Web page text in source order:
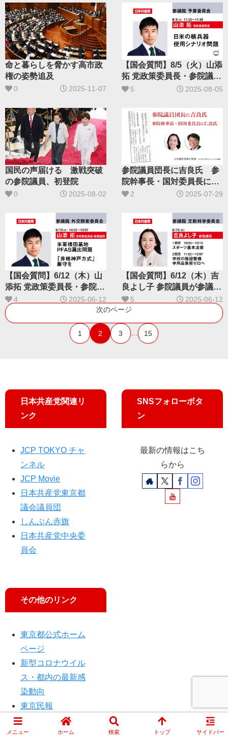
命と暮らしを脅かす高市政
権の姿勢追及
0 2025-11-07
【国会質問】8/5（火）山添
拓 党政策委員長・参院議員
が参議院・予算委員会で質
5 2025-08-05
国民の声届ける 激戦突破
の参院議員、初登院
0 2025-08-02
参院議員団長に吉良氏 参
院幹事長・国対委員長に仁
比氏
2 2025-07-29
【国会質問】6/12（木）山
添拓 党政策委員長・参院議
員が参議院・外交防衛委員
会で質問します
4 2025-06-12
【国会質問】6/12（木）吉
良よし子 参院議員が参議
院・文教科学委員会で質問
します
5
2025-06-12
次のページ
1 2 3 … 15
日本共産党関連リ
ンク
JCP TOKYO チャ
ンネル
JCP Movie
日本共産党東京都
議会議員団
しんぶん赤旗
日本共産党中央委
員会
その他のリンク
東京都公式ホーム
ページ
新型コロナウイル
ス・都内の最新感
染動向
東京民報
SNSフォローボタ
ン
最新の情報はこち
らから
© 2014 JCP TOKYO.
メニュー ホーム 検索 トップ サイドバー